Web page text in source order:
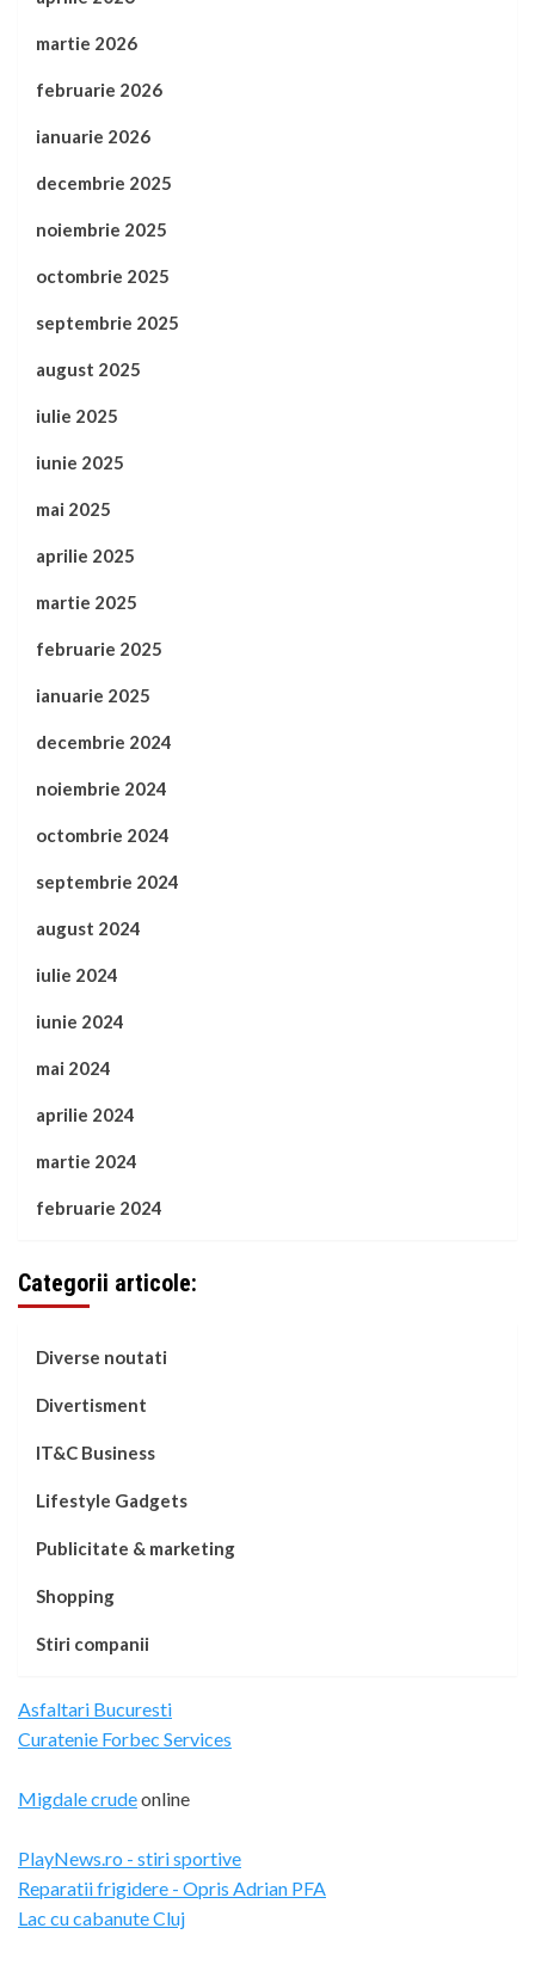
martie 2026
februarie 2026
ianuarie 2026
decembrie 2025
noiembrie 2025
octombrie 2025
septembrie 2025
august 2025
iulie 2025
iunie 2025
mai 2025
aprilie 2025
martie 2025
februarie 2025
ianuarie 2025
decembrie 2024
noiembrie 2024
octombrie 2024
septembrie 2024
august 2024
iulie 2024
iunie 2024
mai 2024
aprilie 2024
martie 2024
februarie 2024
Categorii articole:
Diverse noutati
Divertisment
IT&C Business
Lifestyle Gadgets
Publicitate & marketing
Shopping
Stiri companii
Asfaltari Bucuresti
Curatenie Forbec Services
Migdale crudeonline
PlayNews.ro - stiri sportive
Reparatii frigidere - Opris Adrian PFA
Lac cu cabanute Cluj